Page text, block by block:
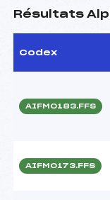
Résultats
Codex
AIFM0183.FFS
AIFM0173.FFS